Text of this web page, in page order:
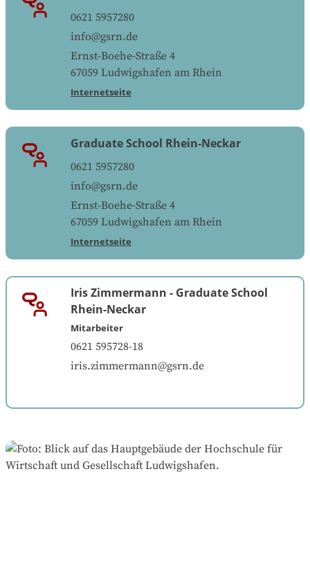
0621 5957280
info@gsrn.de
Ernst-Boehe-Straße 4
67059 Ludwigshafen am Rhein
Internetseite
Graduate School Rhein-Neckar
0621 5957280
info@gsrn.de
Ernst-Boehe-Straße 4
67059 Ludwigshafen am Rhein
Internetseite
Iris Zimmermann - Graduate School
Rhein-Neckar
Mitarbeiter
0621 595728-18
iris.zimmermann@gsrn.de